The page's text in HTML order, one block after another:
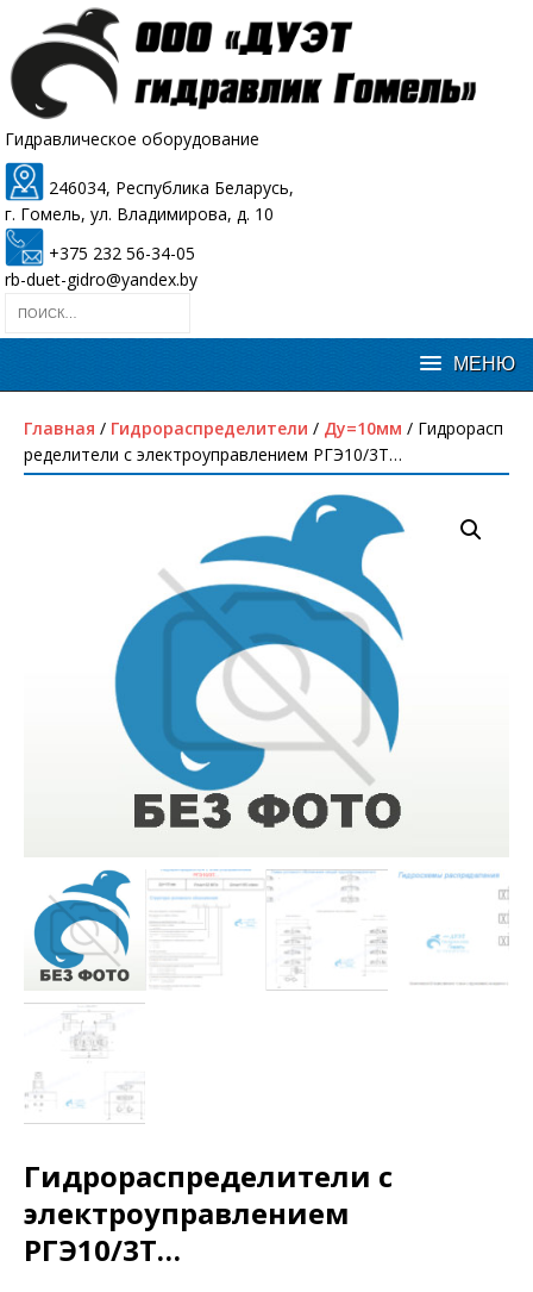
Гидравлическое оборудование
246034, Республика Беларусь,
г. Гомель, ул. Владимирова, д. 10
+375 232 56-34-05
rb-duet-gidro@yandex.by
Главная / Гидрораспределители / Ду=10мм / Гидрорасп
ределители с электроуправлением РГЭ10/3Т…
Гидрораспределители с
электроуправлением
РГЭ10/3Т…